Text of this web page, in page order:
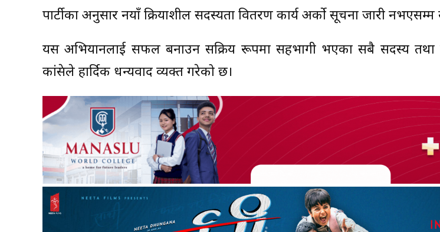
पार्टीका अनुसार नयाँ क्रियाशील सदस्यता वितरण कार्य अर्को सूचना जारी
यस अभियानलाई सफल बनाउन सक्रिय रूपमा सहभागी भएका सबै सदस्य तथा
कांग्रेसले हार्दिक धन्यवाद व्यक्त गरेको छ।